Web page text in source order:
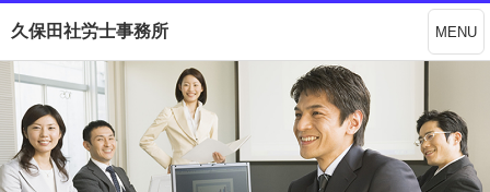
久保田社労士事務所 MENU